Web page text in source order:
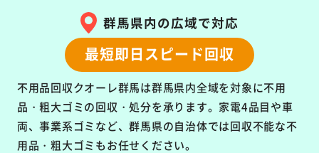
群馬県内の広域で対応
最短即日スピード回収
不用品回収クオーレ群馬は群馬県内全域を対象に不用
品・粗大ゴミの回収・処分を承ります。 家電4品目や車
両、事業系ゴミなど、群馬県の自治体では回収不能な不
用品・粗大ゴミもお任せください。